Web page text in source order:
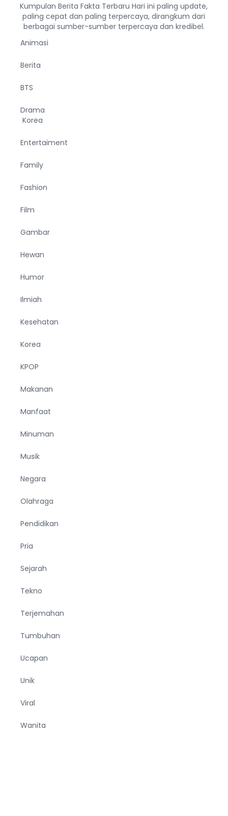
Kumpulan Berita Fakta Terbaru Hari ini paling update,
paling cepat dan paling terpercaya, dirangkum dari
berbagai sumber-sumber terpercaya dan kredibel.
Animasi
Berita
BTS
Drama
Korea
Entertaiment
Family
Fashion
Film
Gambar
Hewan
Humor
Ilmiah
Kesehatan
Korea
KPOP
Makanan
Manfaat
Minuman
Musik
Negara
Olahraga
Pendidikan
Pria
Sejarah
Tekno
Terjemahan
Tumbuhan
Ucapan
Unik
Viral
Wanita